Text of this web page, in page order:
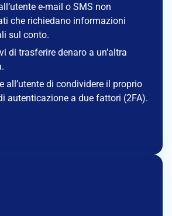
e-mail o SMS non
che richiedano informazioni
sul conto.
di trasferire denaro a un’altra
all’utente di condividere il proprio
autenticazione a due fattori (2FA).